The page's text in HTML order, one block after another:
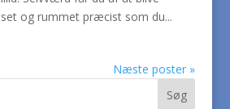
og rummet præcist som du...
Næste poster »